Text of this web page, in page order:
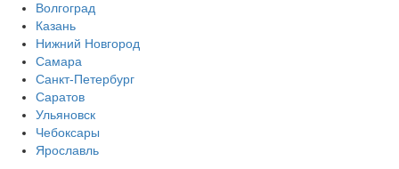
Волгоград
Казань
Нижний Новгород
Самара
Санкт-Петербург
Саратов
Ульяновск
Чебоксары
Ярославль